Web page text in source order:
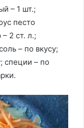
– 1 шт.;
песто
2 ст. л.;
– по вкусу;
специи – по